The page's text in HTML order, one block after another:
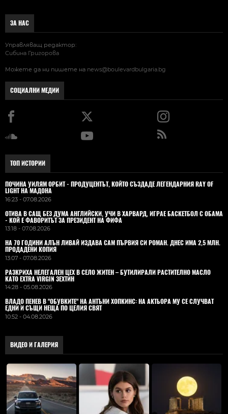
ЗА НАС
Управляващ редактор:
Сибина Григорова
Можете да ни пишете на news@boulevardbulgaria.bg
СОЦИАЛНИ МЕДИИ
ТОП ИСТОРИИ
ПОЧИНА УИЛЯМ ОРБИТ - ПРОДУЦЕНТЪТ, КОЙТО СЪЗДАДЕ ЛЕГЕНДАРНИЯ RAY OF
LIGHT НА МАДОНА
16:23 - 07.08.2026
ОТИВА В САЩ БЕЗ ДУМА АНГЛИЙСКИ, УЧИ В ХАРВАРД, ИГРАЕ БАСКЕТБОЛ С ОБАМА
- КОЙ Е ФАВОРИТЪТ ЗА ПРЕЗИДЕНТ НА ФИФА
13:18 - 07.08.2026
НА 70 ГОДИНИ АЛЪН ЛИВАЙ ИЗДАВА САМ ПЪРВИЯ СИ РОМАН. ДНЕС ИМА 2,5 МЛН.
ПРОДАДЕНИ КОПИЯ
13:07 - 07.08.2026
РАЗКРИХА НЕЛЕГАЛЕН ЦЕХ В СЕЛО ЖИТЕН – БУТИЛИРАЛИ РАСТИТЕЛНО МАСЛО
КАТО EXTRA VIRGIN ЗЕХТИН
14:28 - 05.08.2026
ВЛАДO ПЕНЕВ В "ОБУВКИТЕ" НА АНТЪНИ ХОПКИНС: НА АКТЬОРА МУ СЕ СЛУЧВАТ
ЕДНИ И СЪЩИ НЕЩА ПО ЦЕЛИЯ СВЯТ
10:52 - 04.08.2026
ВИДЕО И ГАЛЕРИЯ